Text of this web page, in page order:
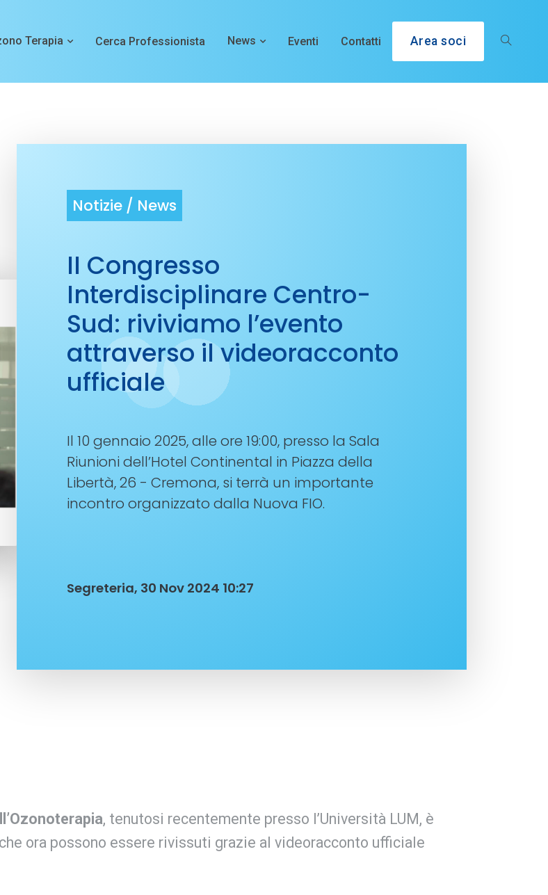
Terapia Cerca Professionista News Eventi Contatti Area soci
Notizie / News
II Congresso
Interdisciplinare Centro-
Sud: riviviamo l’evento
attraverso il videoracconto
ufficiale
Il 10 gennaio 2025, alle ore 19:00, presso la Sala
Riunioni dell’Hotel Continental in Piazza della
Libertà, 26 - Cremona, si terrà un importante
incontro organizzato dalla Nuova FIO.
Segreteria, 30 Nov 2024 10:27
, tenutosi recentemente presso l’Università LUM, è
ora possono essere rivissuti grazie al videoracconto ufficiale